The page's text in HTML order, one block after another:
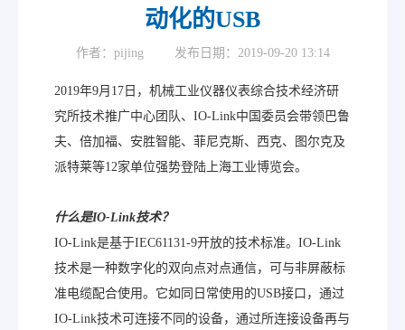
动化的USB
作者：pijing 发布日期：2019-09-20 13:14
2019年9月17日，机械工业仪器仪表综合技术经济研
究所技术推广中心团队、IO-Link中国委员会带领巴鲁
夫、倍加福、安胜智能、菲尼克斯、西克、图尔克及
派特莱等12家单位强势登陆上海工业博览会。
什么是IO-Link技术？
IO-Link是基于IEC61131-9开放的技术标准。IO-Link
技术是一种数字化的双向点对点通信，可与非屏蔽标
准电缆配合使用。它如同日常使用的USB接口，通过
IO-Link技术可连接不同的设备，通过所连接设备再与